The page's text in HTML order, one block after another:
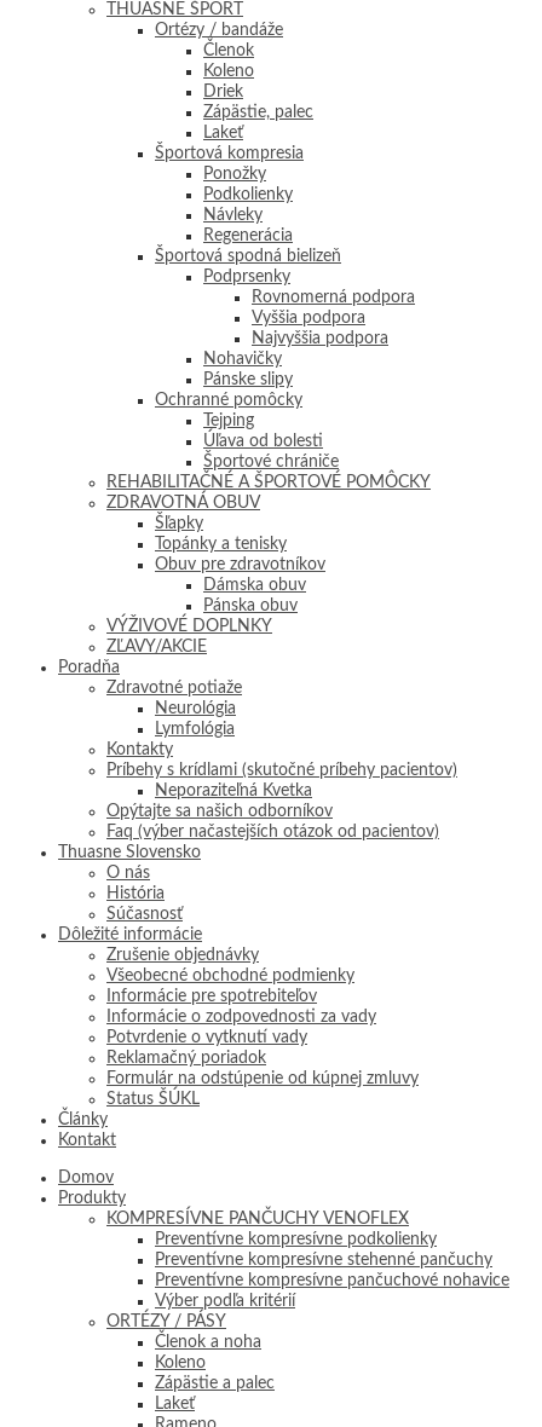
THUASNE ŠPORT
Ortézy / bandáže
Členok
Koleno
Driek
Zápästie, palec
Lakeť
Športová kompresia
Ponožky
Podkolienky
Návleky
Regenerácia
Športová spodná bielizeň
Podprsenky
Rovnomerná podpora
Vyššia podpora
Najvyššia podpora
Nohavičky
Pánske slipy
Ochranné pomôcky
Tejping
Úľava od bolesti
Športové chrániče
REHABILITAČNÉ A ŠPORTOVÉ POMÔCKY
ZDRAVOTNÁ OBUV
Šľapky
Topánky a tenisky
Obuv pre zdravotníkov
Dámska obuv
Pánska obuv
VÝŽIVOVÉ DOPLNKY
ZĽAVY/AKCIE
Poradňa
Zdravotné potiaže
Neurológia
Lymfológia
Kontakty
Príbehy s krídlami (skutočné príbehy pacientov)
Neporaziteľná Kvetka
Opýtajte sa našich odborníkov
Faq (výber načastejších otázok od pacientov)
Thuasne Slovensko
O nás
História
Súčasnosť
Dôležité informácie
Zrušenie objednávky
Všeobecné obchodné podmienky
Informácie pre spotrebiteľov
Informácie o zodpovednosti za vady
Potvrdenie o vytknutí vady
Reklamačný poriadok
Formulár na odstúpenie od kúpnej zmluvy
Status ŠÚKL
Články
Kontakt
Domov
Produkty
KOMPRESÍVNE PANČUCHY VENOFLEX
Preventívne kompresívne podkolienky
Preventívne kompresívne stehenné pančuchy
Preventívne kompresívne pančuchové nohavice
Výber podľa kritérií
ORTÉZY / PÁSY
Členok a noha
Koleno
Zápästie a palec
Lakeť